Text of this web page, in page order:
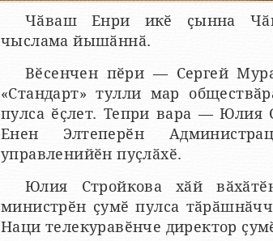
Чӑваш Енри икӗ ҫынна
чыслама йышӑннӑ.
Вӗсенчен пӗри — Сергей
«Стандарт» тулли мар
пулса ӗҫлет. Тепри вара — Юлия
Енен Элтеперӗн
управленийӗн пуҫлӑхӗ.
Юлия Стройкова хӑй
министрӗн ҫумӗ пулса
Наци телекуравӗнче директор